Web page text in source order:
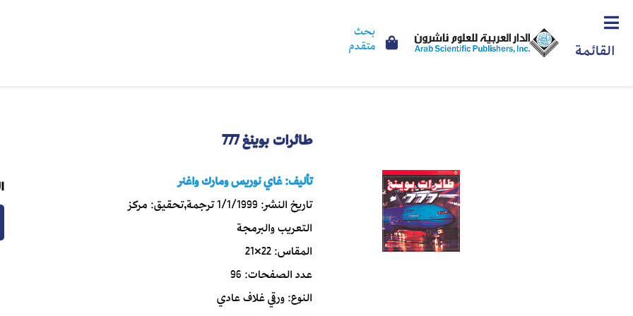
القائمة
بحث
متقدم
طائرات بوينغ 777
تأليف:غاي نوريس ومارك واغنر
تاريخ النشر:1/1/1999ترجمة,تحقيق:مركز
التعريب والبرمجة
المقاس:22×21
عدد الصفحات:96
النوع:ورقي غلاف عادي